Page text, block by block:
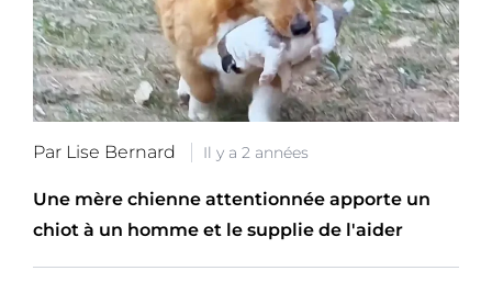
Par Lise Bernard Il y a 2 années
Une mère chienne attentionnée apporte un
chiot à un homme et le supplie de l'aider